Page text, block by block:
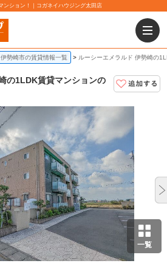
ンション！｜コガネイハウジング太田店
伊勢崎市の賃貸情報一覧 ルーシーエメラルド 伊勢崎の
の1LDK賃貸マンションの
一覧